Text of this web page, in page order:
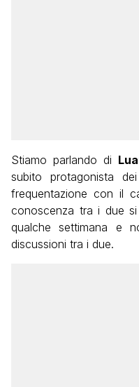
Stiamo parlando di
subito protagonista
frequentazione con il
conoscenza tra i due
qualche settimana e
discussioni tra i due.